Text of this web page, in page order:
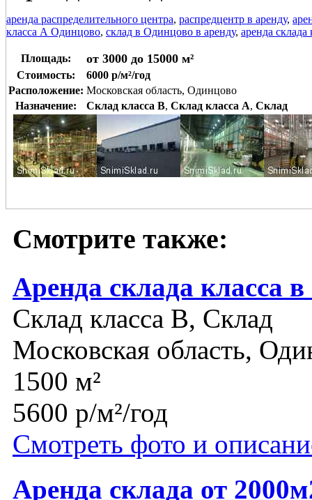
аренда распределительного центра, распредцентр в аренду,
класса А Одинцово, склад в Одинцово в аренду, аренда склада
Площадь: от 3000 до 15000 м²
Стоимость:
6000 р/м²/год
Расположение: Московская область, Одинцово
Назначение:
Склад класса B, Склад класса A, Склад
Смотрите также:
Аренда склада класса
Склад класса B, Склад
Московская область,
1500 м²
5600 р/м²/год
Смотреть фото и
Аренда склада от